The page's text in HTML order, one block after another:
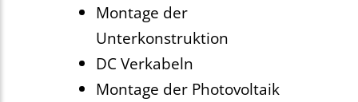
Montage der
Unterkonstruktion
DC Verkabeln
Montage der Photovoltaik